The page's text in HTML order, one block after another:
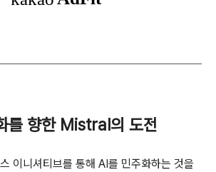
를 향한 Mistral의 도전
이니셔티브를 통해 AI를 민주화하는 것을